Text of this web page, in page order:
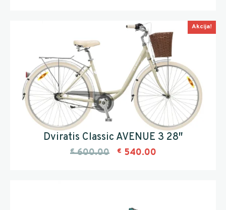
Akcija!
Dviratis Classic AVENUE 3 28″
€ 600.00 € 540.00